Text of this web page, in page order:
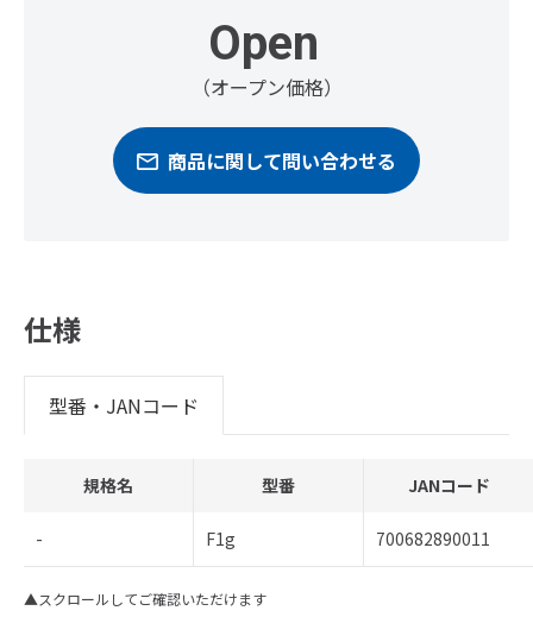
Open
（オープン価格）
商品に関して問い合わせる
仕様
型番・JANコード
規格名 型番 JANコード
- F1g 700682890011
▲スクロールしてご確認いただけます